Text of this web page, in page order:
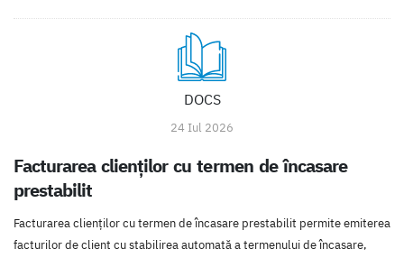
DOCS
24 Iul 2026
Facturarea clienților cu termen de încasare
prestabilit
Facturarea clienților cu termen de încasare prestabilit permite emiterea
facturilor de client cu stabilirea automată a termenului de încasare,